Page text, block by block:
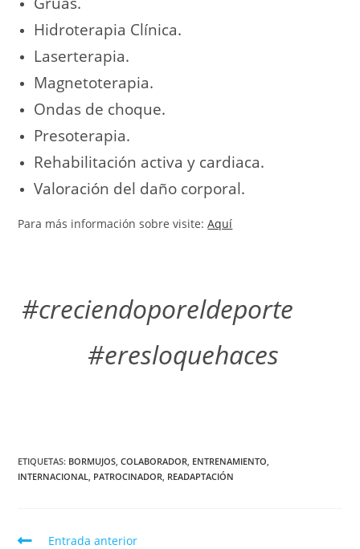
Hidroterapia Clínica.
Laserterapia.
Magnetoterapia.
Ondas de choque.
Presoterapia.
Rehabilitación activa y cardiaca.
Valoración del daño corporal.
Para más información sobre visite:Aquí
#creciendoporeldeporte
#eresloquehaces
ETIQUETAS: BORMUJOS COLABORADOR ENTRENAMIENTO
INTERNACIONAL
PATROCINADOR READAPTACIÓN
Entrada anterior